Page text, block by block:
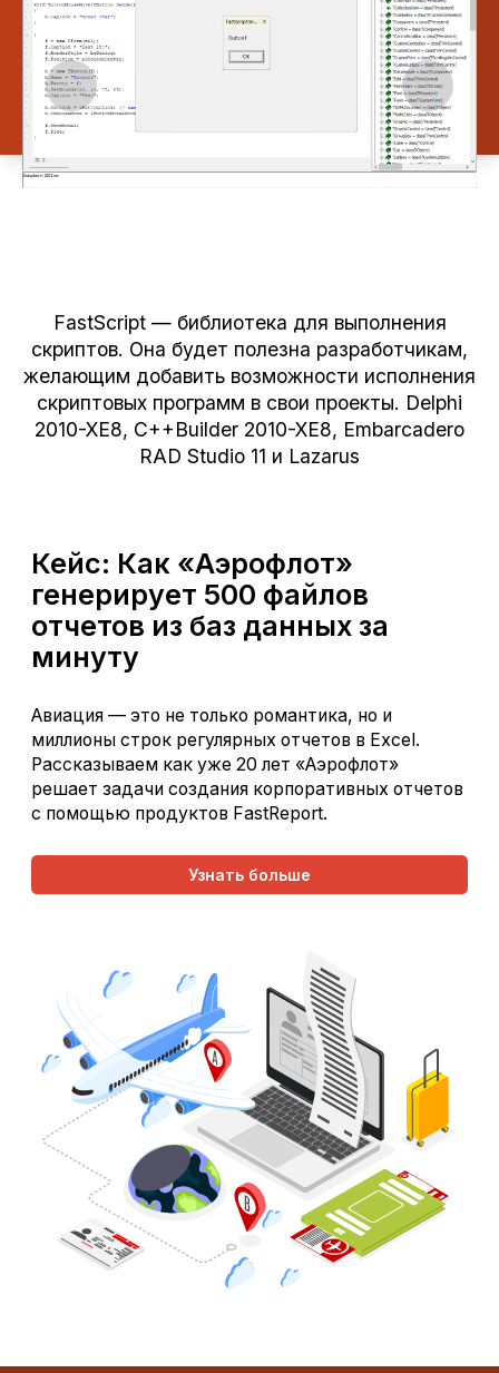
FastScript — библиотека для выполнения
скриптов. Она будет полезна разработчикам,
желающим добавить возможности исполнения
скриптовых программ в свои проекты. Delphi
2010-XE8, C++Builder 2010-XE8, Embarcadero
RAD Studio 11 и Lazarus
Кейс: Как «Аэрофлот»
генерирует 500 файлов
отчетов из баз данных за
минуту
Авиация — это не только романтика, но и
миллионы строк регулярных отчетов в Excel.
Рассказываем как уже 20 лет «Аэрофлот»
решает задачи создания корпоративных отчетов
с помощью продуктов FastReport.
Узнать больше